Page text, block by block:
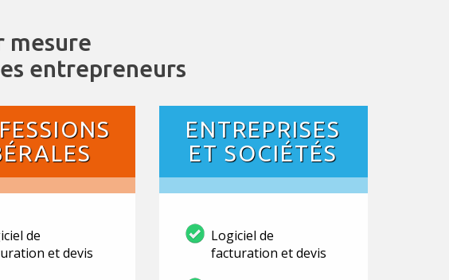
mesure
entrepreneurs
de
et devis
ENTREPRISES
ET SOCIÉTÉS
Logiciel de
facturation et devis